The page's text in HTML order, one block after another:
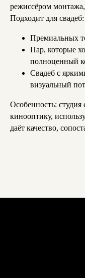
режиссёром
Подходит для свадеб:
Премиальных
Пар, которые
полноценный
Свадеб с
визуальный
Особенность:
кинооптику,
даёт качество,